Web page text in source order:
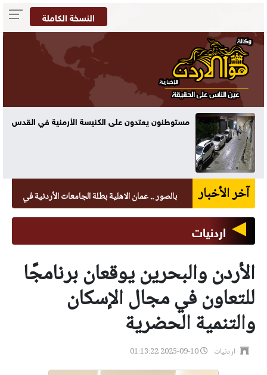
النسخة الكاملة
الباقورة تسجل أعلى درجة حرارة في المملكة بـ44.7
آخر الأخباربالصور .. عمان الاهلية بطلة الجامعات الأردنية في الكراتيه
اردنيات
الأردن والبحرين يوقعان برنامجًا
للتعاون في مجال الإسكان
والتنمية الحضرية
اردنيات